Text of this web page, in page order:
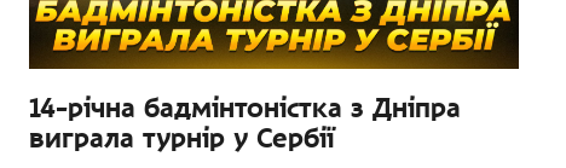
14-річна бадмінтоністка з Дніпра
виграла турнір у Сербії